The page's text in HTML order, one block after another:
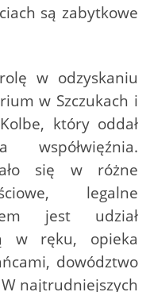
są zabytkowe
w odzyskaniu
w Szczukach i
który oddał
się w różne
legalne
jest udział
w ręku, opieka
dowództwo
najtrudniejszych